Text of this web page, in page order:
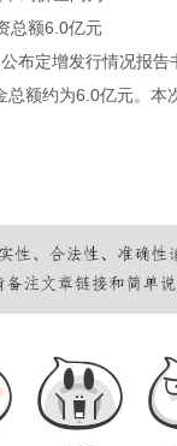
总额6.0亿元
布定增发行情况报
额约为6.0亿元。